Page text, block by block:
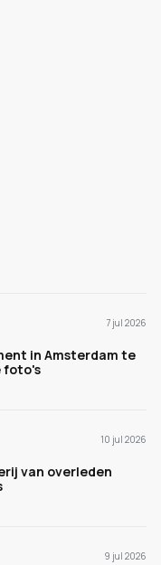
7 jul 2026
in Amsterdam te
foto's
10 jul 2026
van overleden
9 jul 2026